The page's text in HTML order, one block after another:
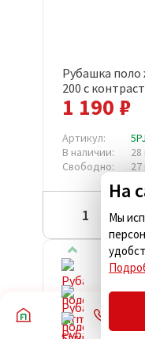
Рубашка поло
200 с
лайм с белым
1 190 ₽
Артикул:
В наличии:
Свободно:
На
Мы